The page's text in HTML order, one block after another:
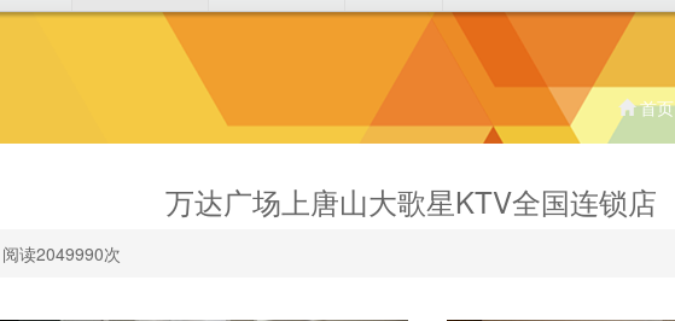
首页
万达广场上唐山大歌星KTV全国连锁店
读2049990次